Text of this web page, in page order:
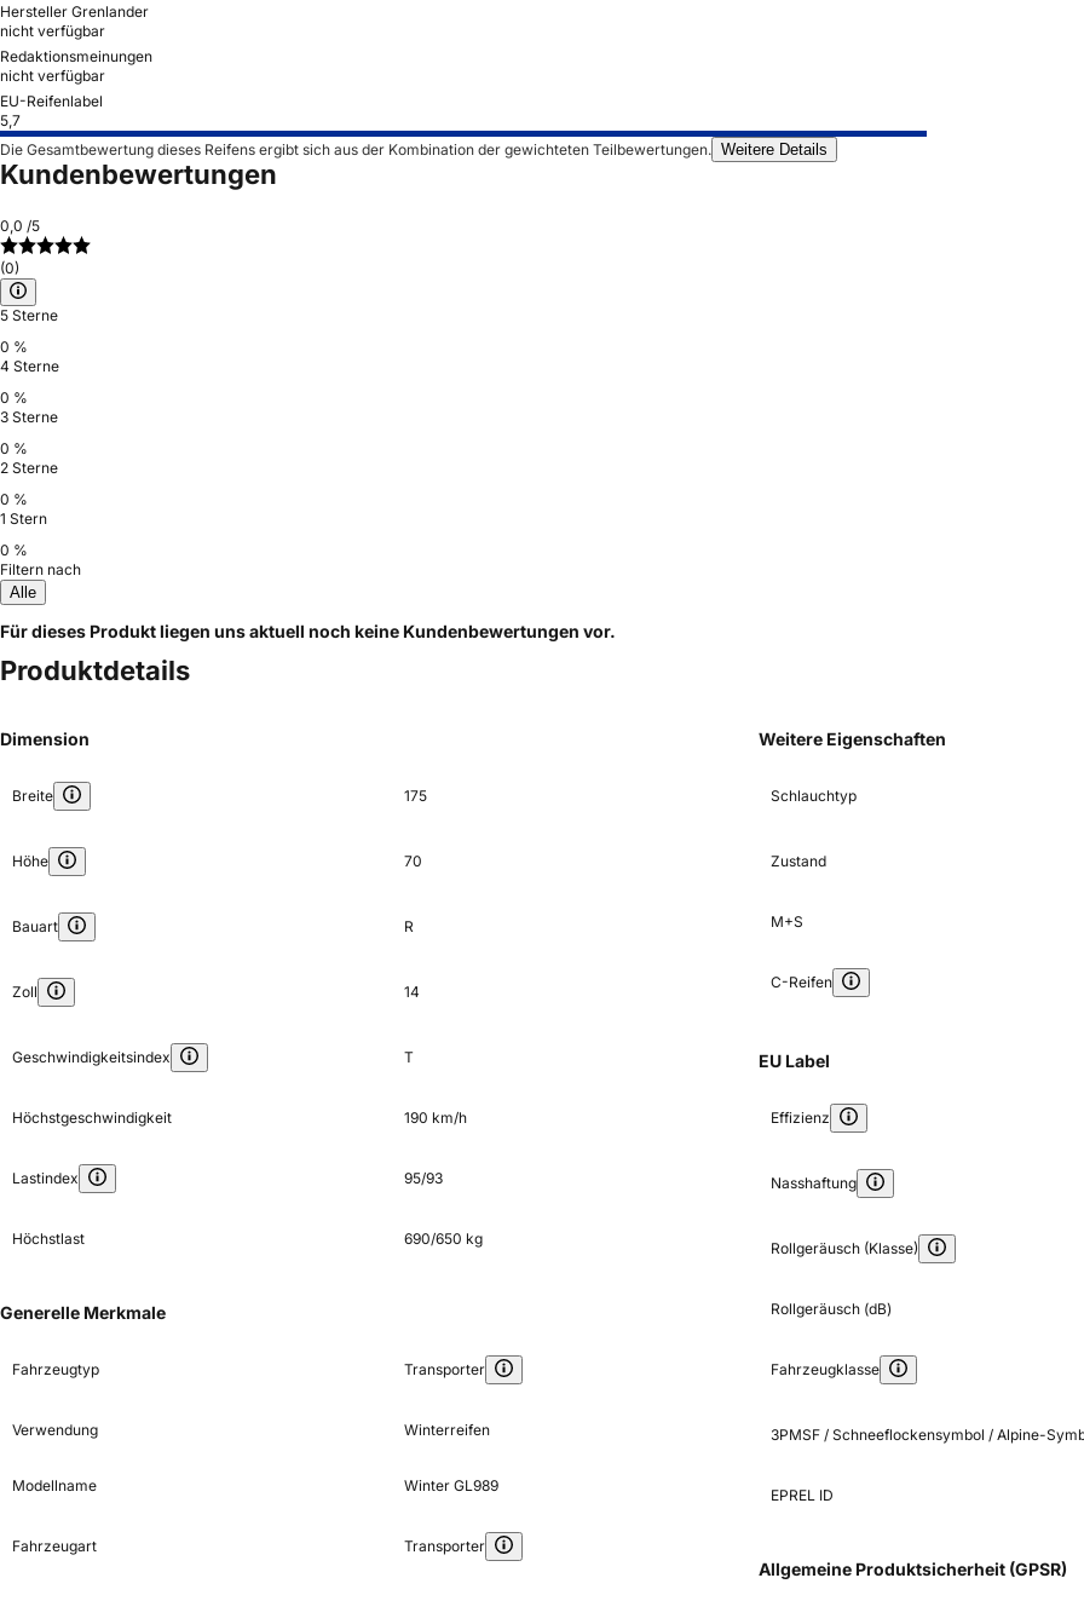
Hersteller Grenlander
nicht verfügbar
Redaktionsmeinungen
nicht verfügbar
EU-Reifenlabel
5,7
Die Gesamtbewertung dieses Reifens ergibt sich aus der Kombination der gewichteten Teilbewertungen. Weitere Details
Kundenbewertungen
0,0 /5
(0)
5 Sterne
0 %
4 Sterne
0 %
3 Sterne
0 %
2 Sterne
0 %
1 Stern
0 %
Filtern nach
Alle
Für dieses Produkt liegen uns aktuell noch keine Kundenbewertungen vor.
Produktdetails
Dimension
Breite 175
Höhe 70
Bauart R
Zoll 14
Geschwindigkeitsindex T
Höchstgeschwindigkeit 190 km/h
Lastindex 95/93
Höchstlast 690/650 kg
Generelle Merkmale
Fahrzeugtyp Transporter
Verwendung Winterreifen
Modellname Winter GL989
Fahrzeugart Transporter
Weitere Eigenschaften
Schlauchtyp
Zustand
M+S
C-Reifen
EU Label
Effizienz
Nasshaftung
Rollgeräusch (Klasse)
Rollgeräusch (dB)
Fahrzeugklasse
3PMSF / Schneeflockensymbol / Alpine-
EPREL ID
Allgemeine Produktsicherheit (GPSR)